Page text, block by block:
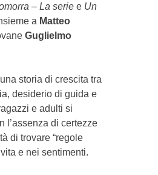
– La seriee Un
a Matteo
Guglielmo
storia di crescita tra
desiderio di guida e
e adulti si
l’assenza di certezze
di trovare “regole
e nei sentimenti.